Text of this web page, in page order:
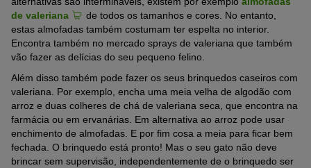
de valeriana
de todos os tamanhos e cores. No entanto,
estas almofadas também costumam ter espelta no interior.
Encontra também no mercado sprays de valeriana que também
vão fazer as delícias do seu pequeno felino.
Além disso também pode fazer os seus brinquedos caseiros com
valeriana. Por exemplo, encha uma meia velha de algodão com
arroz e duas colheres de chá de valeriana seca, que encontra na
farmácia ou em ervanárias. Em alternativa ao arroz pode usar
enchimento de almofadas. E por fim cosa a meia para ficar bem
fechada. O brinquedo está pronto! Mas o seu gato não deve
brincar sem supervisão, independentemente de o brinquedo ser